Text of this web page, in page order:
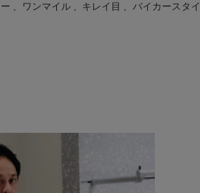
、ワンマイル 、キレイ目 、バイカースタイ